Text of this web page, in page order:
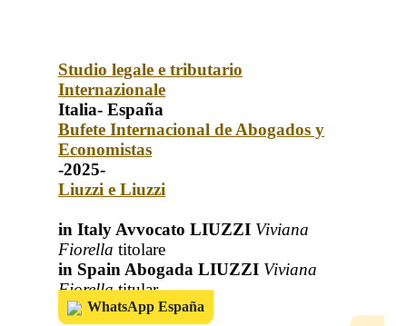
Studio legale e tributario
Internazionale
Italia- España
Bufete Internacional de Abogados y
Economistas
-2025-
Liuzzi e Liuzzi
in Italy Avvocato LIUZZI Viviana
Fiorella titolare
in Spain Abogada LIUZZI Viviana
Fiorellatitular
WhatsApp España